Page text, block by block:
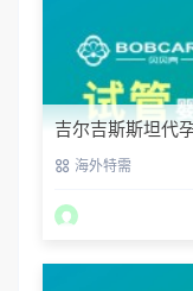
吉尔吉斯斯坦代
海外特需